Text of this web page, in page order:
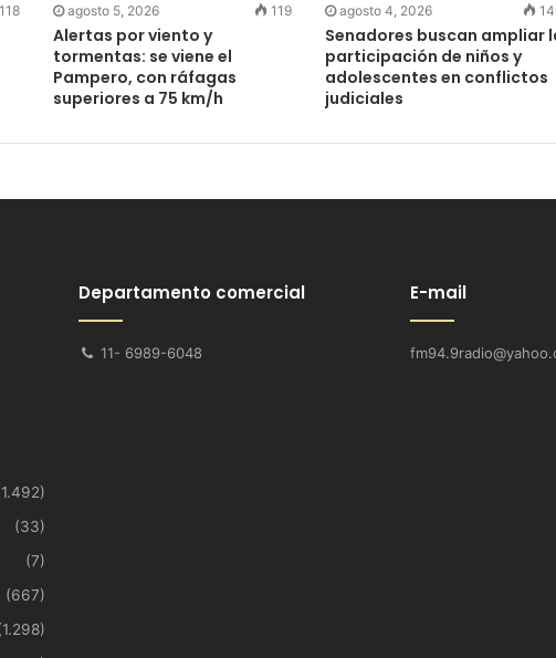
118 agosto 5, 2026 119
Alertas por viento y
tormentas: se viene el
Pampero, con ráfagas
superiores a 75 km/h
agosto 4, 2026
Senadores buscan ampliar
participación de niños y
adolescentes en conflictos
judiciales
(33)
(7)
(667)
Departamento comercial
11- 6989-6048
E-mail